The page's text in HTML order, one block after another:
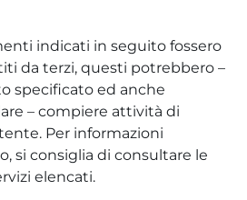
indicati in seguito fossero
da terzi, questi potrebbero –
specificato ed anche
– compiere attività di
Per informazioni
si consiglia di consultare le
elencati.